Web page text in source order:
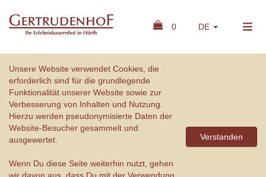
0 DE
Unsere Website verwendet Cookies, die
erforderlich sind für die grundlegende
Funktionalität unserer Website sowie zur
Verbesserung von Inhalten und Nutzung.
Hierzu werden pseudonymisierte Daten der
Website-Besucher gesammelt und
ausgewertet.
Wenn Du diese Seite weiterhin nutzt, gehen
Verstanden